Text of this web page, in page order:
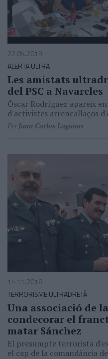
22.05.2019
ALERTA ULTRA
Les amistats
del PSC a Navarcles
Óscar Rodríguez apareix
d'activistes arrencallaços
PerJuan Carlos Lagunas
14.11.2018
TERRORISME ULTRADRETÀ
Una associació de
condecorar el
matar Sánchez
El presumpte terrorista
el cap de la comandància